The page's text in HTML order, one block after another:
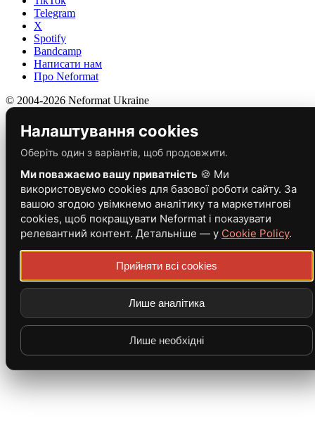
Telegram
X
Spotify
Bandcamp
Написати нам
Про Neformat
© 2004-2026 Neformat Ukraine
Налаштування cookies
Оберіть один з варіантів, щоб продовжити.
Ми поважаємо вашу приватність 🍪 Ми
використовуємо cookies для базової роботи сайту. За
вашою згодою увімкнемо аналітику та маркетингові
cookies, щоб покращувати Neformat і показувати
релевантний контент. Детальніше — у Cookie Policy.
Прийняти всі cookies
Лише аналітика
Лише необхідні